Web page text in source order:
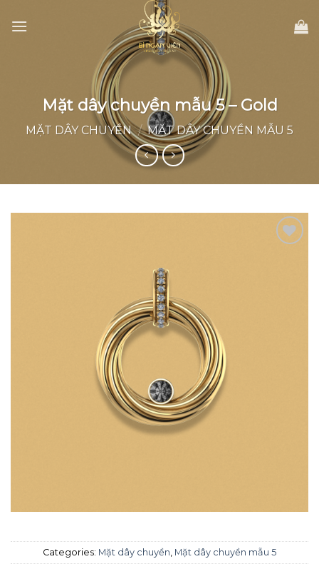
Mặt dây chuyền mẫu 5 – Gold
MẶT DÂY CHUYỀN / MẶT DÂY CHUYỀN MẪU 5
Categories: Mặt dây chuyền, Mặt dây chuyền mẫu 5